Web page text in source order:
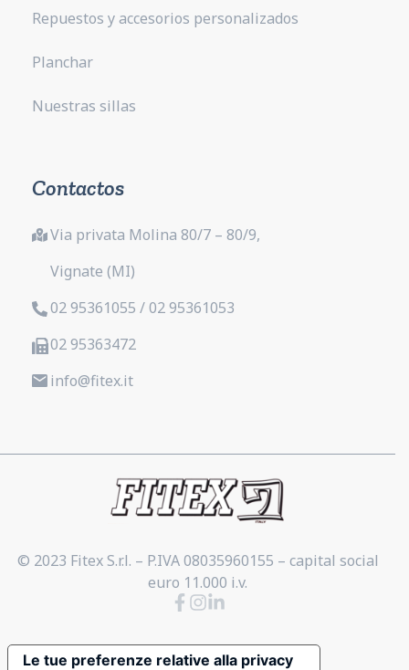
Repuestos y accesorios personalizados
Planchar
Nuestras sillas
Contactos
Via privata Molina 80/7 – 80/9,
Vignate (MI)
02 95361055 / 02 95361053
02 95363472
info@fitex.it
© 2023 Fitex S.r.l. – P.IVA 08035960155 – capital social
euro 11.000 i.v.
Le tue preferenze relative alla privacy